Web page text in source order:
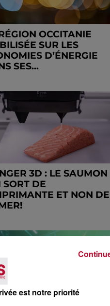
OCCITANIE
SUR LES
D’ÉNERGIE
SES...
3D : LE SAUMON
SORT DE
ET NON DE
est notre priorité